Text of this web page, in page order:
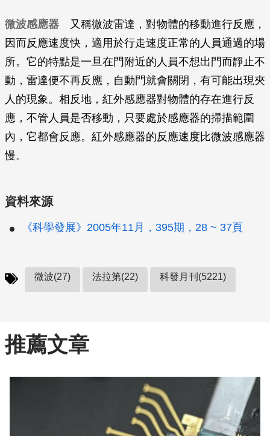
微波感應器 又稱微波雷達，對物體的移動進行反應，
因而反應速度快，適用於行走速度正常的人員通過的場
所。它的特點是一旦在門附近的人員不想出門而靜止不
動，雷達便不再反應，自動門就會關閉，有可能出現夾
人的現象。相反地，紅外感應器對物體的存在進行反
應，不管人員是否移動，只要處於感應器的掃描範圍
內，它都會反應。紅外感應器的反應速度比微波感應器
慢。
資料來源
《科學發展》2005年11月，395期，28 ~ 37頁
微波(27) 法拉第(22) 科發月刊(5221)
推薦文章